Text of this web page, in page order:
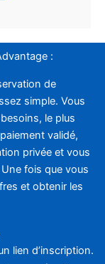
:
de
simple. Vous
le plus
validé,
privée et vous
fois que vous
et obtenir les
lien d’inscription.